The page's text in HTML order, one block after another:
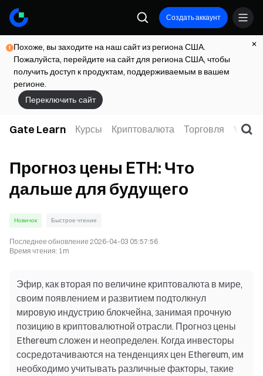
Создать аккаунт
Похоже, вы заходите на наш сайт из региона США.
Пожалуйста, перейдите на сайт для региона США, чтобы
получить доступ к продуктам, поддерживаемым в вашем
регионе.
Переключить сайт
Gate Learn Курсы Криптовалюта Торговля Web3
Прогноз цены ETH: Что
дальше для будущего
Новичок Быстрое чтение
Последнее обновление 2026-04-03 05:57:56
Время чтения: 1m
Эфир, как вторая по величине криптовалюта в мире,
своим появлением и развитием подтолкнул
мировую индустрию блокчейна, занимая прочную
позицию в криптовалютной отрасли. Прогноз цены
Ethereum сложен и неопределен. Когда инвесторы
сосредотачиваются на тенденциях цен Ethereum, им
необходимо учитывать различные факторы, такие